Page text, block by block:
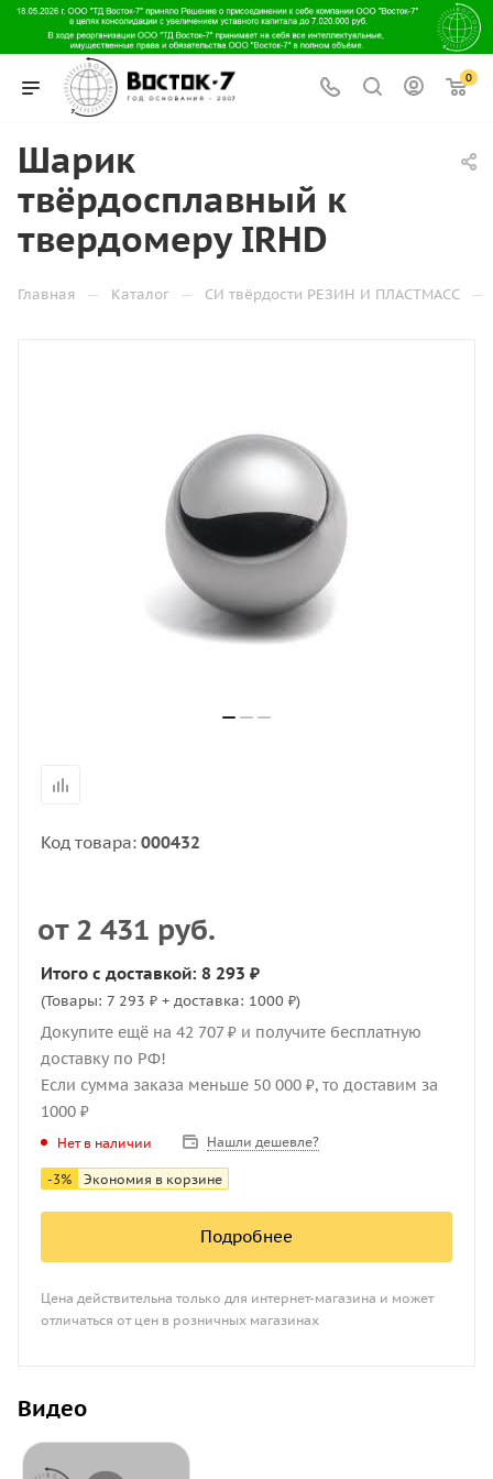
0
Шарик
твёрдосплавный к
твердомеру IRHD
Главная — Каталог — СИ твёрдости РЕЗИН И ПЛАСТМАСС —
Код товара: 000432
от 2 431 руб.
Итого с доставкой: 8 293 ₽
(Товары: 7 293 ₽ + доставка: 1000 ₽)
Докупите ещё на 42 707 ₽ и получите бесплатную
доставку по РФ!
Если сумма заказа меньше 50 000 ₽, то доставим за
1000 ₽
Нет в наличии Нашли дешевле?
-3% Экономия в корзине
Подробнее
Цена действительна только для интернет-магазина и может
отличаться от цен в розничных магазинах
Видео